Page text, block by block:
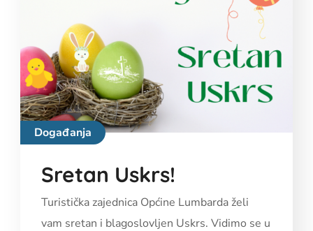
Događanja
Sretan Uskrs!
Turistička zajednica Općine Lumbarda želi
vam sretan i blagoslovljen Uskrs. Vidimo se u